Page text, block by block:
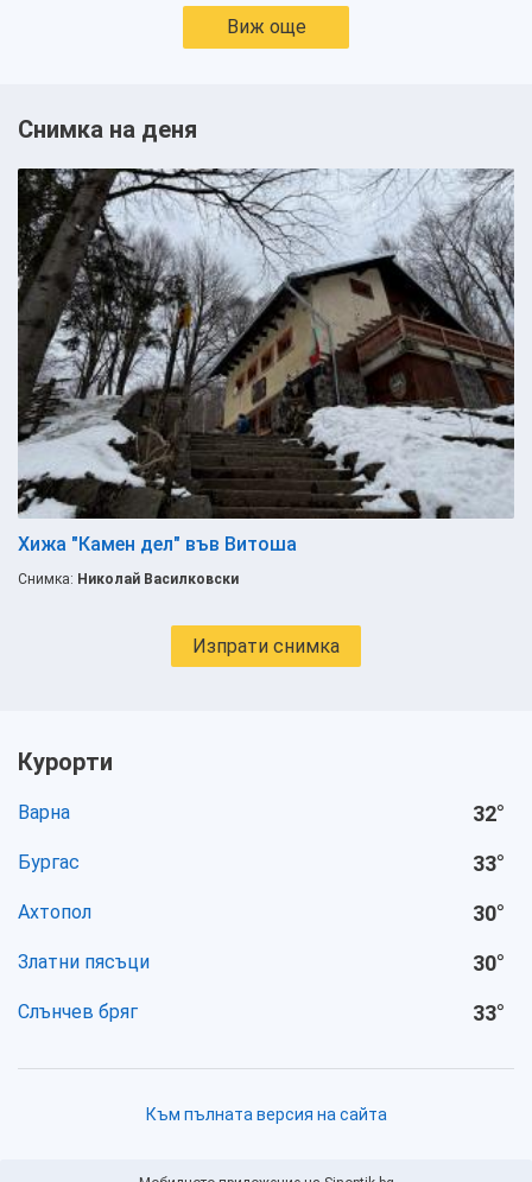
Виж още
Снимка на деня
Хижа "Камен дел" във Витоша
Снимка: Николай Василковски
Изпрати снимка
Курорти
Варна 32°
Бургас 33°
Ахтопол 30°
Златни пясъци 30°
Слънчев бряг 33°
Към пълната версия на сайта